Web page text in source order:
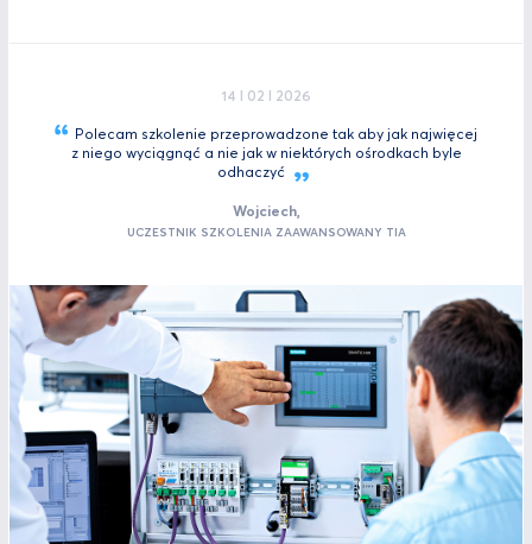
14 I 02 I 2026
Polecam szkolenie przeprowadzone tak aby jak najwięcej
z niego wyciągnąć a nie jak w niektórych ośrodkach byle
odhaczyć
Wojciech,
UCZESTNIK SZKOLENIA ZAAWANSOWANY TIA